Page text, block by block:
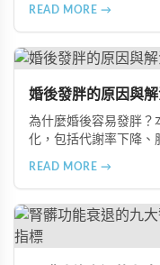
擔，幫助準備懷孕的夫
READ MORE →
婚後發胖的原因與
為什麼婚後容易發胖？
化，包括代謝率下降、
READ MORE →